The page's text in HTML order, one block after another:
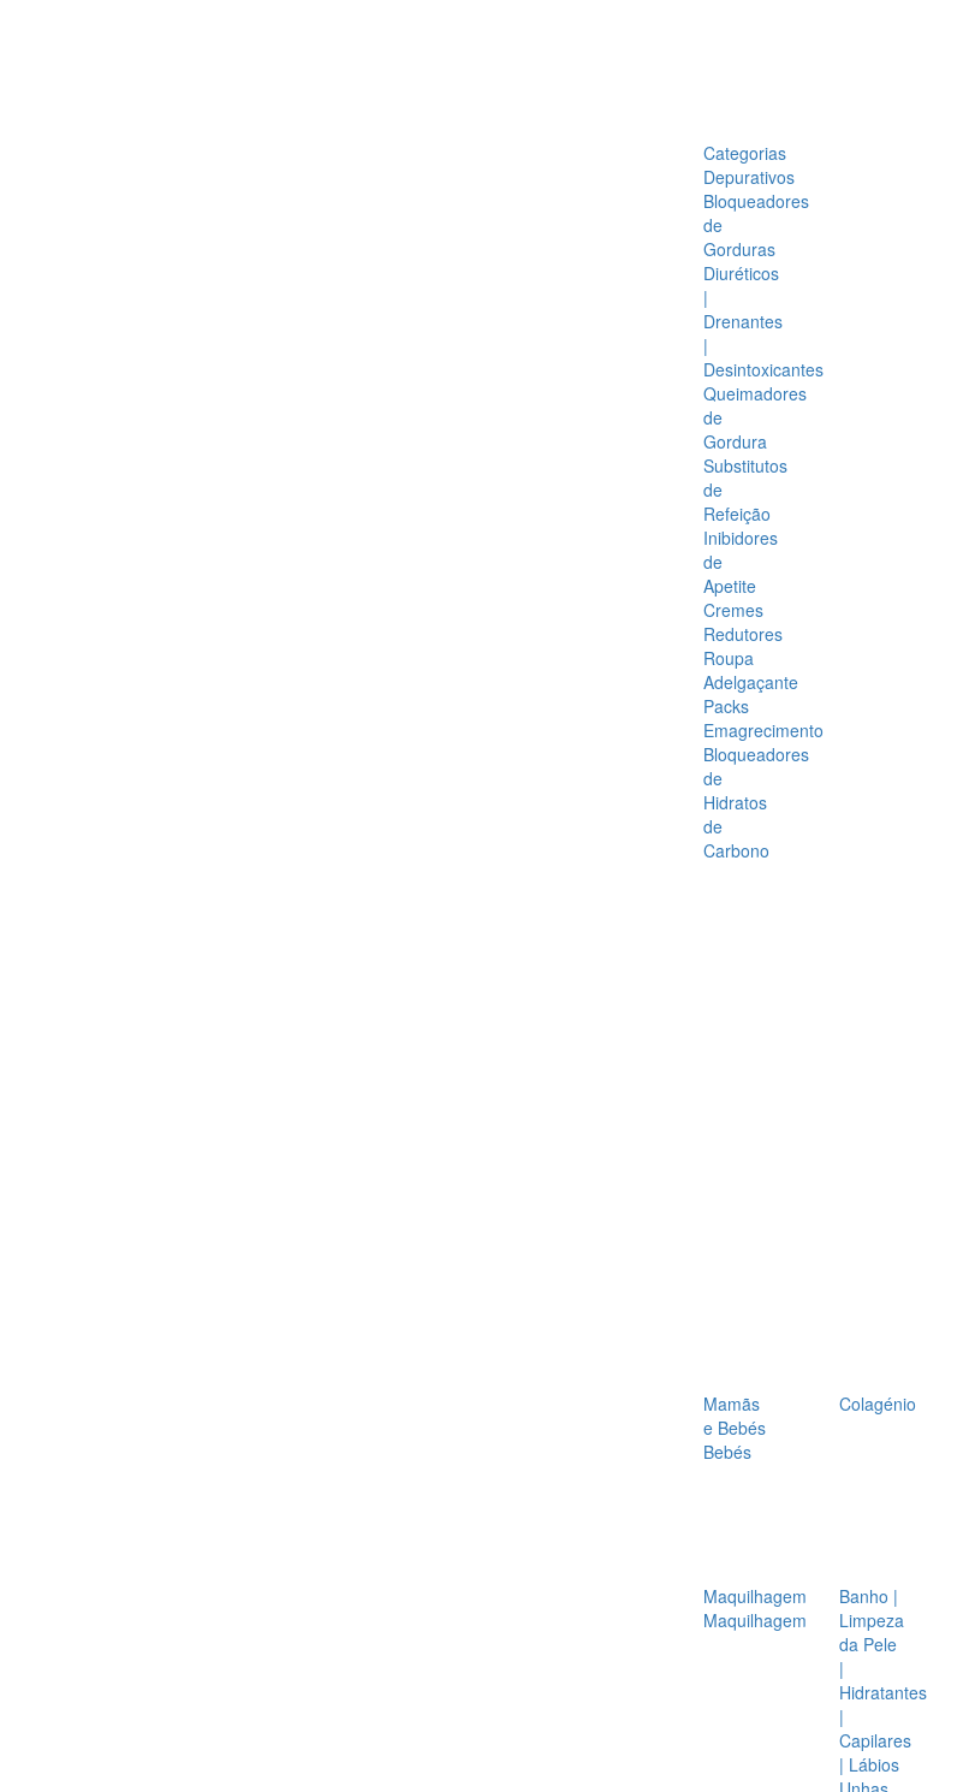
Categorias
Depurativos
Bloqueadores
de
Gorduras
Diuréticos
|
Drenantes
|
Desintoxicantes
Queimadores
de
Gordura
Substitutos
de
Refeição
Inibidores
de
Apetite
Cremes
Redutores
Roupa
Adelgaçante
Packs
Emagrecimento
Bloqueadores
de
Hidratos
de
Carbono
Mamãs
e Bebés
Bebés
Colagénio
Maquilhagem
Maquilhagem
Banho |
Limpeza
da Pele
|
Hidratantes
|
Capilares
| Lábios